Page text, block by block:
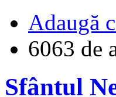
Adaugă
6063 de
Sfântul